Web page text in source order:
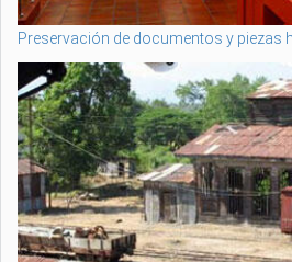
Preservación de documentos y piezas